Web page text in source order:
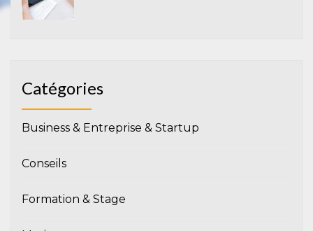
Catégories
Business & Entreprise & Startup
Conseils
Formation & Stage